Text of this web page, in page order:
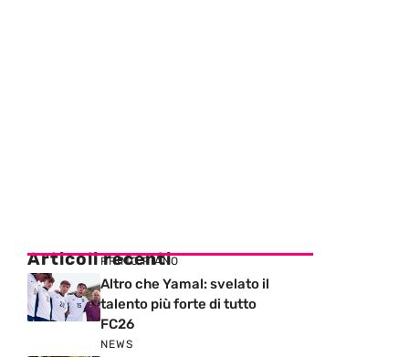
Articoli recenti
PRIMO PIANO
Altro che Yamal: svelato il
talento più forte di tutto
FC26
NEWS